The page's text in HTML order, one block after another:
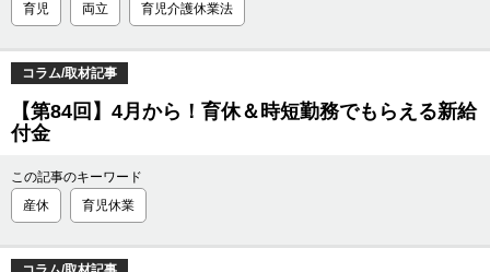
育児
両立 育児介護休業法
コラム/取材記事
【第84回】4月から！育休＆時短勤務でもらえる新給
付金
この記事のキーワード
産休
育児休業